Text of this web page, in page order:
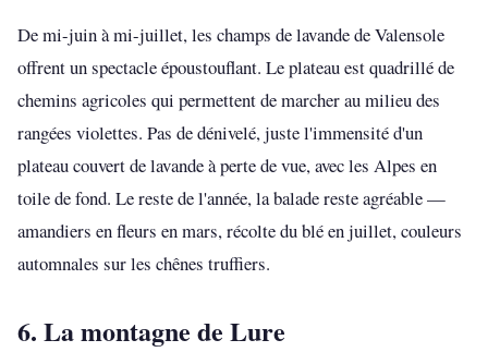
De mi-juin à mi-juillet, les champs de lavande de Valensole
offrent un spectacle époustouflant. Le plateau est quadrillé de
chemins agricoles qui permettent de marcher au milieu des
rangées violettes. Pas de dénivelé, juste l'immensité d'un
plateau couvert de lavande à perte de vue, avec les Alpes en
toile de fond. Le reste de l'année, la balade reste agréable —
amandiers en fleurs en mars, récolte du blé en juillet, couleurs
automnales sur les chênes truffiers.
6. La montagne de Lure